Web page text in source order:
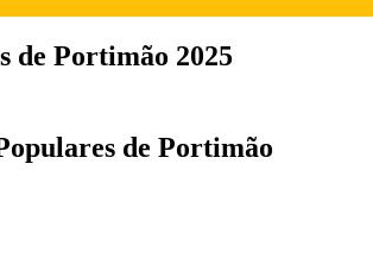
de Portimão 2025
de Portimão